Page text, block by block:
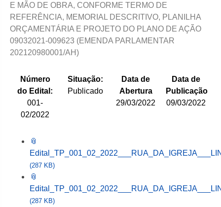
E MÃO DE OBRA, CONFORME TERMO DE
REFERÊNCIA, MEMORIAL DESCRITIVO, PLANILHA
ORÇAMENTÁRIA E PROJETO DO PLANO DE AÇÃO
09032021-009623 (EMENDA PARLAMENTAR
202120980001/AH)
Número
do Edital:
001-
02/2022
Situação:
Publicado
Data de
Abertura
29/03/2022
Data de
Publicação
09/03/2022
📎
(287 KB)
📎
(287 KB)